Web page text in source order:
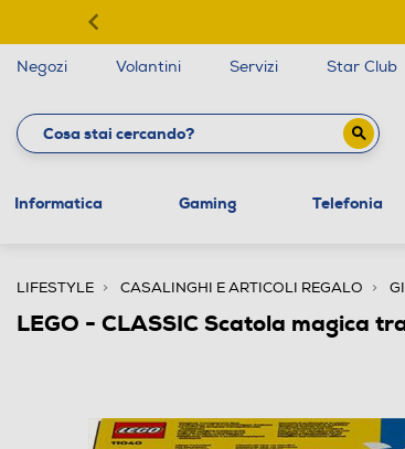
Negozi Volantini Servizi Star Club
Informatica Gaming Telefonia
LIFESTYLE CASALINGHI E ARTICOLI REGALO
LEGO - CLASSIC Scatola magica